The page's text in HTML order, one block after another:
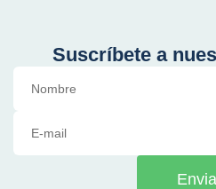
Suscríbete a